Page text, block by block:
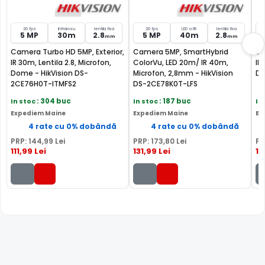
Alte functii
* Imaginile, stocul si specificatiile tehnice pentru produsul HikVision DS-
2CE76H8T-ITMF au caracter informativ si pot contine erori sau accesorii
care nu sunt incluse in pachetul standard al produsului. Acestea pot fi
schimbate fara instiintare prealabila si nu constituie obligativitate
contractuala. Va stam oricand la dispozitie pentru eventuale clarificari.
Compara cu produse asemanatoare
20 fps
5 MP
Infrarosu
30m
lentila fixa
2.8mm
Camera Turbo HD 5MP, Exterior,
IR 30m, Lentila 2.8, Microfon,
Dome - HikVision DS-
2CE76H0T-ITMFS2
In stoc: 304 buc
Expediem Maine
4 rate cu 0% dobândă
PRP: 144,99 Lei
111,99 Lei
20 fps
5 MP
LED si IR
40m
lentila fixa
2.8mm
Camera 5MP, SmartHybrid
ColorVu, LED 20m/ IR 40m,
Microfon, 2,8mm - HikVision
DS-2CE78K0T-LFS
In stoc: 187 buc
Expediem Maine
4 rate cu 0% dobândă
PRP: 173,80 Lei
131,99 Lei
IR
In